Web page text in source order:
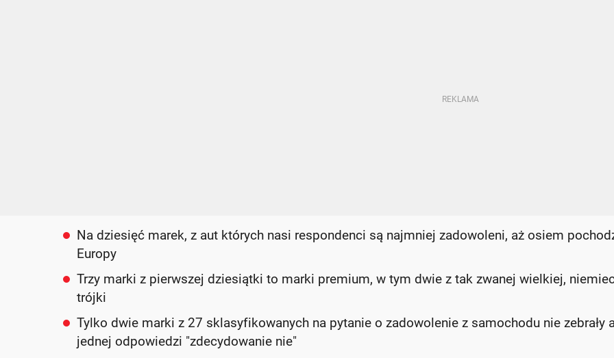
Na dziesięć marek, z aut których nasi respondenci są najmniej zadowoleni, aż osiem
Europy
Trzy marki z pierwszej dziesiątki to marki premium, w tym dwie z tak zwanej wielkiej,
trójki
Tylko dwie marki z 27 sklasyfikowanych na pytanie o zadowolenie z samochodu nie zebrały
jednej odpowiedzi "zdecydowanie nie"